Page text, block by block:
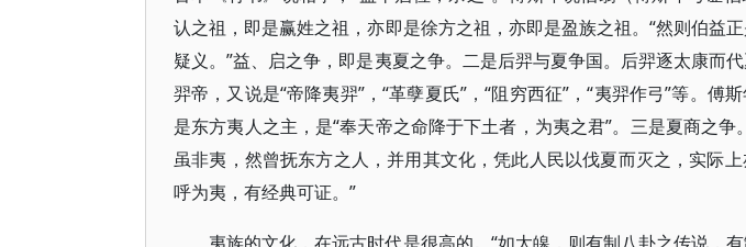
认之祖，即是赢姓之祖，亦即是徐方之祖，亦即是盈族之祖。“然则伯益
疑义。”益、启之争，即是夷夏之争。二是后羿与夏争国。后羿逐太康而
羿帝，又说是“帝降夷羿”，“革孽夏氏”，“阻穷西征”，“夷羿作弓”等。傅
是东方夷人之主，是“奉天帝之命降于下土者，为夷之君”。三是夏商之争
虽非夷，然曾抚东方之人，并用其文化，凭此人民以伐夏而灭之，实际
呼为夷，有经典可证。”